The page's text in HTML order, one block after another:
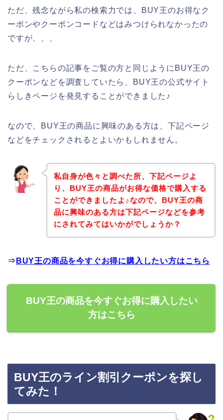
ただ、残念ながら私の検索力では、BUY王のお得なク
ーポンやクーポンコードなどはみつけられなかったの
ですが、、、
ただ、こちらの記事をご覧の方と同じようにBUY王の
クーポンなどを調査していたら、BUY王の公式サイト
らしきページを発見することができました♪
なので、BUY王の商品に興味のある方は、下記ページ
などをチェックされるとよいかもしれません。
私自身が色々と調べた所、下記ページよ
り、BUY王の商品がお得な価格で購入する
ことができましたよ♪なので、BUY王の商
品に興味のある方は下記ページなどを参考
にされてみてはいかがでしょうか？
⇒ BUY王の商品を今すぐお得に購入したい方はこちら
BUY王の商品を今すぐお得に購入したい
方はこちら
BUY王のライン割引クーポンを探し
てみた！